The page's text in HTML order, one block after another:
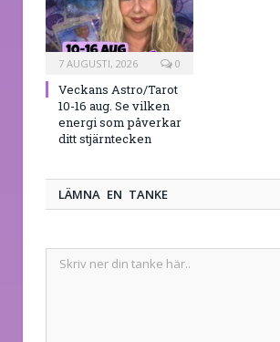
7 AUGUSTI, 2026 0
Veckans Astro/Tarot
10-16 aug. Se vilken
energi som påverkar
ditt stjärntecken
LÄMNA EN TANKE